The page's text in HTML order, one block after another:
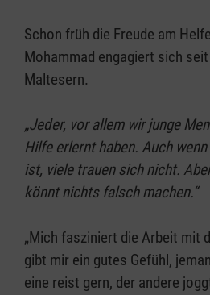
Schon früh die Freude am
Mohammad engagiert sich
Maltesern.
„Jeder, vor allem wir junge
Hilfe erlernt haben. Auch
ist, viele trauen sich nicht.
könnt nichts falsch machen.“
„Mich fasziniert die Arbeit mit
gibt mir ein gutes Gefühl,
eine reist gern, der andere